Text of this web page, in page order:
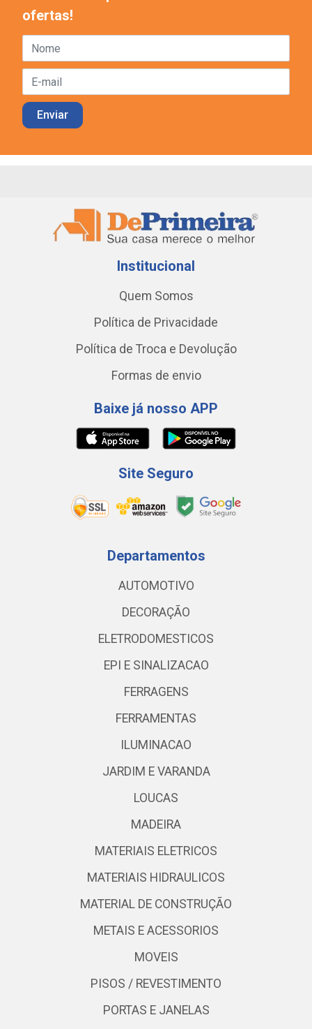
ofertas!
Institucional
Quem Somos
Política de Privacidade
Política de Troca e Devolução
Formas de envio
Baixe já nosso APP
Site Seguro
Departamentos
AUTOMOTIVO
DECORAÇÃO
ELETRODOMESTICOS
EPI E SINALIZACAO
FERRAGENS
FERRAMENTAS
ILUMINACAO
JARDIM E VARANDA
LOUCAS
MADEIRA
MATERIAIS ELETRICOS
MATERIAIS HIDRAULICOS
MATERIAL DE CONSTRUÇÃO
METAIS E ACESSORIOS
MOVEIS
PISOS / REVESTIMENTO
PORTAS E JANELAS